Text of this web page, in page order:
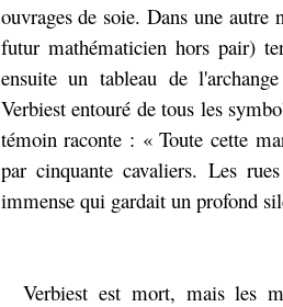
ouvrages de soie. Dans une
futur mathématicien hors pair)
ensuite un tableau de
Verbiest entouré de tous les
témoin raconte : « Toute cette
par cinquante cavaliers. Les
immense qui gardait un profond
Verbiest est mort, mais les